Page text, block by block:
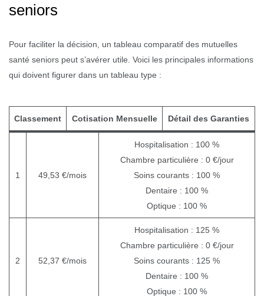
seniors
Pour faciliter la décision, un tableau comparatif des mutuelles
santé seniors peut s’avérer utile. Voici les principales informations
qui doivent figurer dans un tableau type :
Classement Cotisation Mensuelle Détail des Garanties
1 49,53 €/mois
Hospitalisation : 100 %
Chambre particulière : 0 €/jour
Soins courants : 100 %
Dentaire : 100 %
Optique : 100 %
2 52,37 €/mois
Hospitalisation : 125 %
Chambre particulière : 0 €/jour
Soins courants : 125 %
Dentaire : 100 %
Optique : 100 %